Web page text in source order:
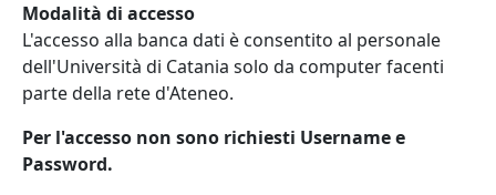
Modalità di accesso
L'accesso alla banca dati è consentito al personale
dell'Università di Catania solo da computer facenti
parte della rete d'Ateneo.
Per l'accesso non sono richiesti Username e
Password.